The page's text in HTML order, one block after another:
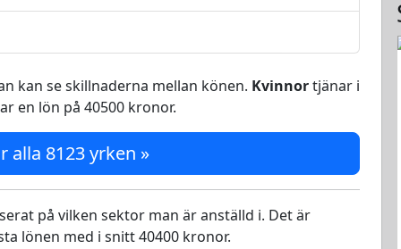
kan se skillnaderna mellan könen. Kvinnortjänar i
en lön på 40500 kronor.
alla 8123 yrken »
på vilken sektor man är anställd i. Det är
lönen med i snitt 40400 kronor.